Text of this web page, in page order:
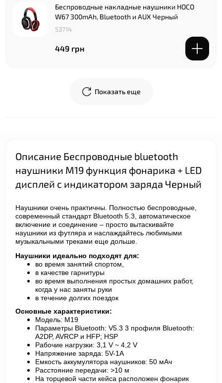
Беспроводные накладные наушники HOCO
W67 300mAh, Bluetooth и AUX Черный
53714
449 грн
Показать еще
Описание Беспроводные bluetooth
наушники M19 функция фонарика + LED
дисплей с индикатором заряда Черный
Наушники очень практичны. Полностью беспроводные,
современный стандарт Bluetooth 5.3, автоматическое
включение и соединение – просто вытаскивайте
наушники из футляра и наслаждайтесь любимыми
музыкальными треками еще дольше.
Наушники идеально подходят для:
во время занятий спортом,
в качестве гарнитуры
во время выполнения простых домашних работ,
когда у нас заняты руки
в течение долгих поездок
Основные характеристики:
Модель: M19
Параметры Bluetooth: V5.3 3 профиля Bluetooth:
A2DP, AVRCP и HFP; HSP
Рабочие нагрузки: 3,1 V ~ 4,2 V
Напряжение заряда: 5V-1A
Емкость аккумулятора наушников: 50 мАч
Расстояние передачи: >10 м
На торцевой части кейса расположен фонарик